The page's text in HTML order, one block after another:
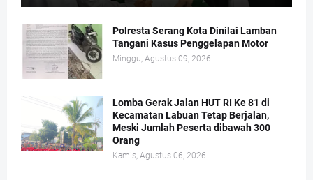
Polresta Serang Kota Dinilai Lamban
Tangani Kasus Penggelapan Motor
Minggu, Agustus 09, 2026
Lomba Gerak Jalan HUT RI Ke 81 di
Kecamatan Labuan Tetap Berjalan,
Meski Jumlah Peserta dibawah 300
Orang
Kamis, Agustus 06, 2026